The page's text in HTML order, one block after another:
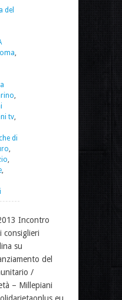
del
,
,
tv,
di
,
,
,
Incontro
consiglieri
su
del
/
– Millepiani